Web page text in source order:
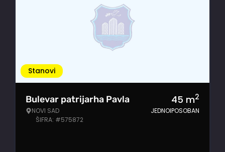
Stanovi
Bulevar patrijarha Pavla
NOVI SAD
ŠIFRA: #575872
45 m2
JEDNOIPOSOBAN